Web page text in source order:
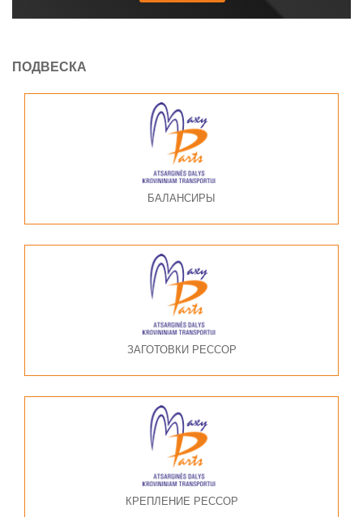
ПОДВЕСКА
БАЛАНСИРЫ
ЗАГОТОВКИ РЕССОР
КРЕПЛЕНИЕ РЕССОР